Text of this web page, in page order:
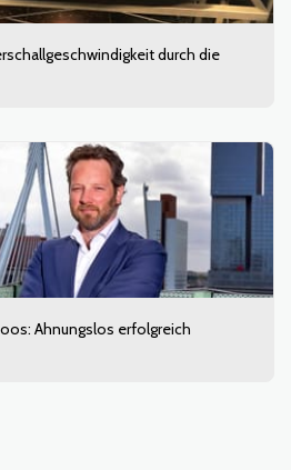
durch die
Ahnungslos erfolgreich